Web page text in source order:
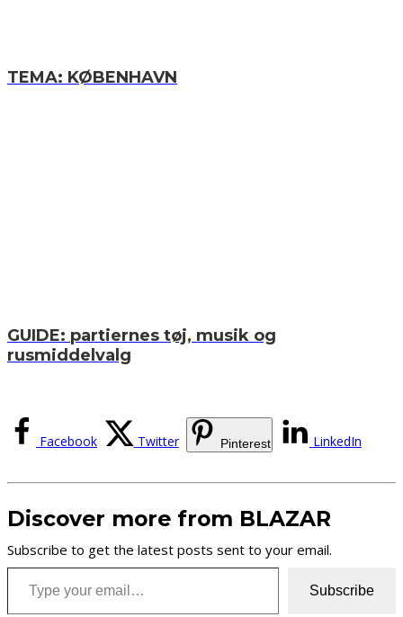
TEMA: KØBENHAVN
GUIDE: partiernes tøj, musik og
rusmiddelvalg
Facebook Twitter Pinterest LinkedIn
Discover more from BLAZAR
Subscribe to get the latest posts sent to your email.
Type your email…
Subscribe